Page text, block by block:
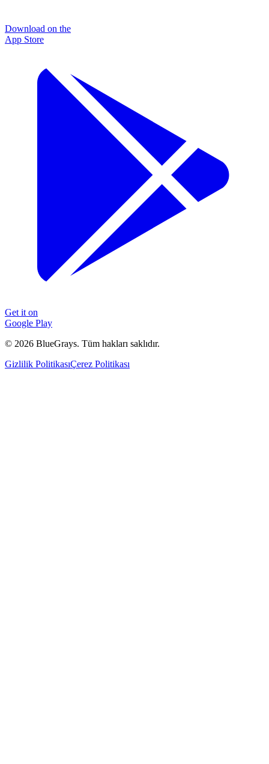
Download on the
App Store
Get it on
Google Play
© 2026 BlueGrays. Tüm hakları saklıdır.
Gizlilik PolitikasıÇerez Politikası